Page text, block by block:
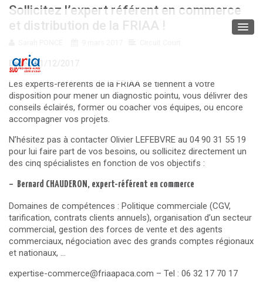
Sollicitez l’expert référent en commerce
et distribution de la FRIAA !
Date :31/12/2017
Les experts-référents de la FRIAA se tiennent à votre
disposition pour mener un diagnostic pointu, vous délivrer des
conseils éclairés, former ou coacher vos équipes, ou encore
accompagner vos projets.
N’hésitez pas à contacter Olivier LEFEBVRE au 04 90 31 55 19
pour lui faire part de vos besoins, ou sollicitez directement un
des cinq spécialistes en fonction de vos objectifs :
– Bernard CHAUDERON, expert-référent en commerce
Domaines de compétences : Politique commerciale (CGV,
tarification, contrats clients annuels), organisation d’un secteur
commercial, gestion des forces de vente et des agents
commerciaux, négociation avec des grands comptes régionaux
et nationaux, …
expertise-commerce@friaapaca.com – Tel : 06 32 17 70 17